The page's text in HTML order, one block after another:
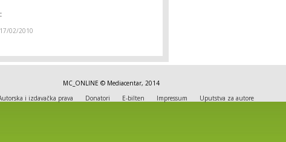
17/02/2010
MC_ONLINE © Mediacentar, 2014
i izdavačka prava Donatori E-bilten Impressum Uputstva za autore